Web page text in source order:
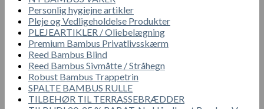
Personlig hygiejne artikler
Pleje og Vedligeholdelse Produkter
PLEJEARTIKLER / Oliebelægning
Premium Bambus Privatlivsskærm
Reed Bambus Blind
Reed Bambus Sivmåtte / Stråhegn
Robust Bambus Trappetrin
SPALTE BAMBUS RULLE
TILBEHØR TIL TERRASSEBRÆDDER